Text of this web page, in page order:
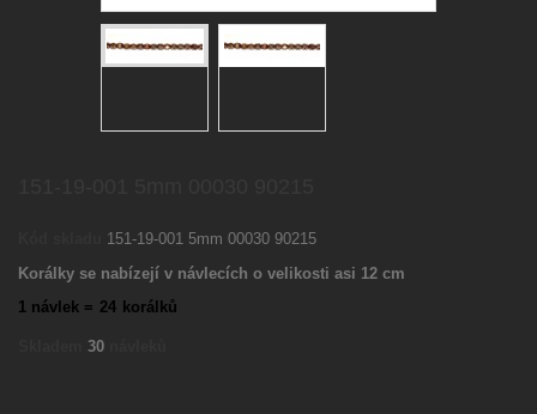
151-19-001 5mm 00030 90215
Korálky se nabízejí v návlecích o velikosti asi 12 cm
1 návlek = 24 korálků
30